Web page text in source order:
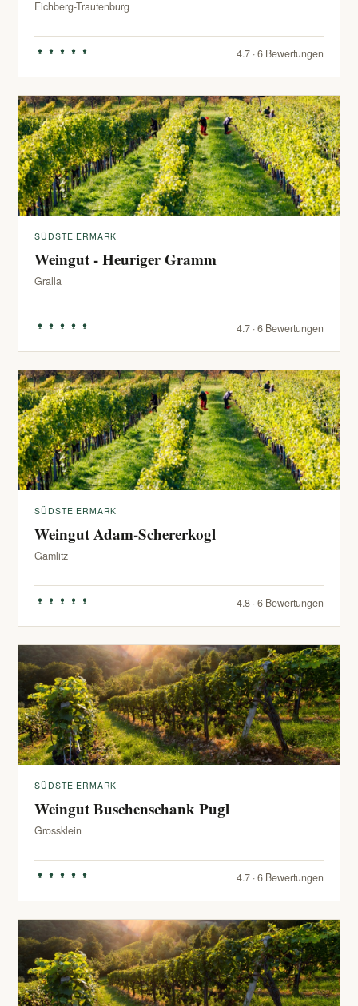
Eichberg-Trautenburg
4.7 · 6 Bewertungen
SÜDSTEIERMARK
Weingut - Heuriger Gramm
Gralla
4.7 · 6 Bewertungen
SÜDSTEIERMARK
Weingut Adam-Schererkogl
Gamlitz
4.8 · 6 Bewertungen
SÜDSTEIERMARK
Weingut Buschenschank Pugl
Grossklein
4.7 · 6 Bewertungen